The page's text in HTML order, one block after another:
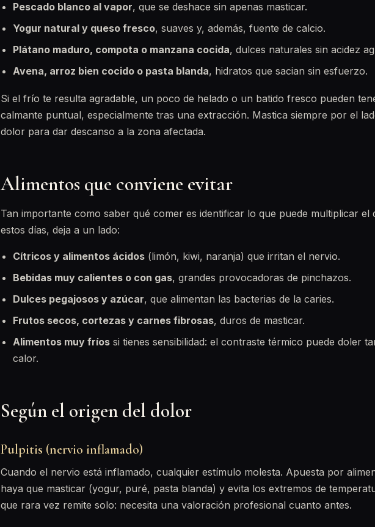
Pescado blanco al vapor, que se deshace sin apenas masticar.
Yogur natural y queso fresco, suaves y, además, fuente de calcio.
Plátano maduro, compota o manzana cocida, dulces naturales sin acidez
Avena, arroz bien cocido o pasta blanda, hidratos que sacian sin esfuerzo.
Si el frío te resulta agradable, un poco de helado o un batido fresco pueden
calmante puntual, especialmente tras una extracción. Mastica siempre por el
dolor para dar descanso a la zona afectada.
Alimentos que conviene evitar
Tan importante como saber qué comer es identificar lo que puede multiplicar el
estos días, deja a un lado:
Cítricos y alimentos ácidos (limón, kiwi, naranja) que irritan el nervio.
Bebidas muy calientes o con gas, grandes provocadoras de pinchazos.
Dulces pegajosos y azúcar, que alimentan las bacterias de la caries.
Frutos secos, cortezas y carnes fibrosas, duros de masticar.
Alimentos muy fríos si tienes sensibilidad: el contraste térmico puede doler
calor.
Según el origen del dolor
Pulpitis (nervio inflamado)
Cuando el nervio está inflamado, cualquier estímulo molesta. Apuesta por
haya que masticar (yogur, puré, pasta blanda) y evita los extremos de
que rara vez remite solo: necesita una valoración profesional cuanto antes.